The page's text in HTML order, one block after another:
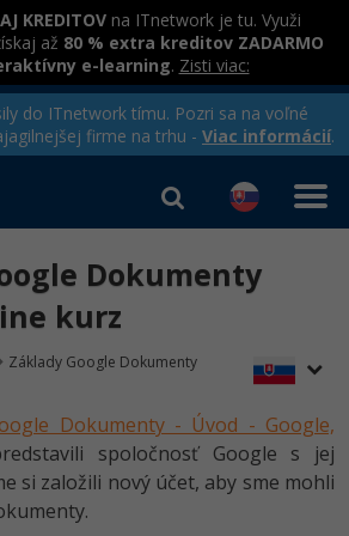
KREDITOV na ITnetwork je tu. Využi
až 80 % extra kreditov ZADARMO
e-learning. Zisti viac:
do ITnetwork tímu. Pozri sa na voľné
firme na trhu - Viac informácií.
kurzy
práce
-80%
softvéru
-30%
Dokumenty
kurz
Základy Google Dokumenty
Dokumenty - Úvod - Google,
spoločnosť Google s jej
si založili nový účet, aby sme mohli